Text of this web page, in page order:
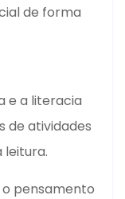
de forma
e a literacia
de atividades
leitura.
o pensamento